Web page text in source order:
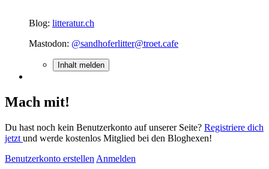
Blog: litteratur.ch
Mastodon: @sandhoferlitter@troet.cafe
Inhalt melden
Mach mit!
Du hast noch kein Benutzerkonto auf unserer Seite? Registriere dich
jetzt und werde kostenlos Mitglied bei den Bloghexen!
Benutzerkonto erstellen Anmelden